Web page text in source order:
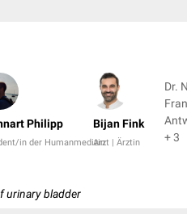
Philipp
in der Humanmedizin
Bijan Fink
Arzt | Ärztin
Dr.
+ 3
urinary bladder